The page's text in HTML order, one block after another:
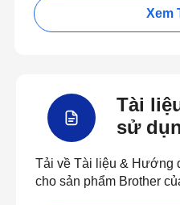
Xem
Tài
sử
Tải về Tài liệu & Hướng
cho sản phẩm Brother